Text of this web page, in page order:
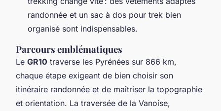
randonnée et un sac à dos pour trek bien
organisé sont indispensables.
Parcours emblématiques
Le GR10 traverse les Pyrénées sur 866 km,
chaque étape exigeant de bien choisir son
itinéraire randonnée et de maîtriser la topographie
et orientation. La traversée de la Vanoise,